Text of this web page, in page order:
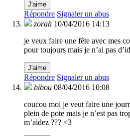
J'aime
Répondre Signaler un abus
zorah 10/04/2016 14:13
je veux faire une fête avec mes
pour toujours mais je n’ai pas
J'aime
Répondre Signaler un abus
bibou 08/04/2016 10:08
coucou moi je veut faire une
plein de pote mais je n’est pas
m’aidez ??? <3